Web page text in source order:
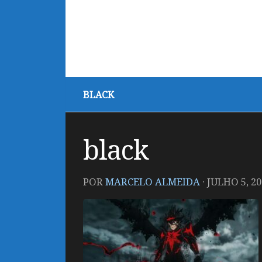
BLACK
black
PORMARCELO ALMEIDA · JULHO 5,